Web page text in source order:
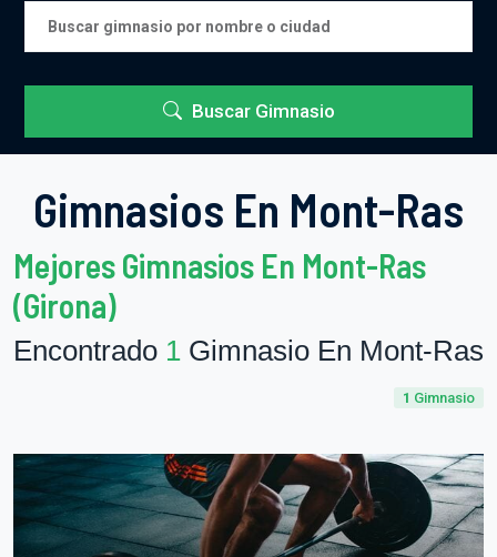
Buscar Gimnasio
Gimnasios En Mont-Ras
Mejores Gimnasios En Mont-Ras
(Girona)
Encontrado 1 Gimnasio En Mont-Ras
1 Gimnasio